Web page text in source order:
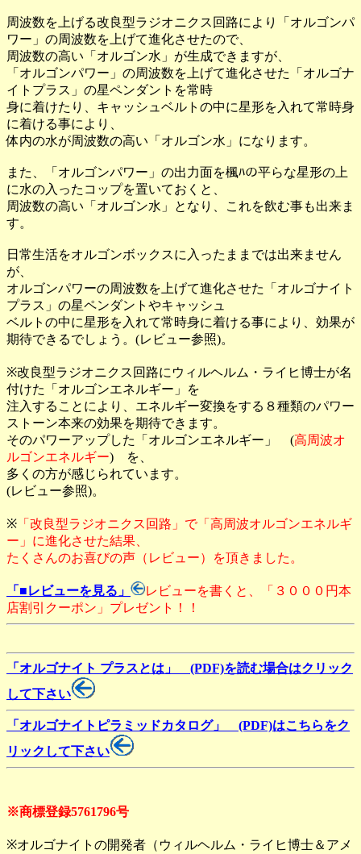
周波数を上げる改良型ラジオニクス回路により「オルゴンパ
ワー」の周波数を上げて進化させたので、
周波数の高い「オルゴン水」が生成できますが、
「オルゴンパワー」の周波数を上げて進化させた「オルゴナ
イトプラス」の星ペンダントを常時
身に着けたり、キャッシュベルトの中に星形を入れて常時身
に着ける事により、
体内の水が周波数の高い「オルゴン水」になります。
また、「オルゴンパワー」の出力面を楓ﾊの平らな星形の上
に水の入ったコップを置いておくと、
周波数の高い「オルゴン水」となり、これを飲む事も出来ま
す。
日常生活をオルゴンボックスに入ったままでは出来ません
が、
オルゴンパワーの周波数を上げて進化させた「オルゴナイト
プラス」の星ペンダントやキャッシュ
ベルトの中に星形を入れて常時身に着ける事により、効果が
期待できるでしょう。(レビュー参照)。
※改良型ラジオニクス回路にウィルヘルム・ライヒ博士が名
付けた「オルゴンエネルギー」を
注入することにより、エネルギー変換をする８種類のパワー
ストーン本来の効果を期待できます。
そのパワーアップした「オルゴンエネルギー」 (高周波オ
ルゴンエネルギー) を、
多くの方が感じられています。
(レビュー参照)。
※ 「改良型ラジオニクス回路」で「高周波オルゴンエネルギ
ー」に進化させた結果、
たくさんのお喜びの声（レビュー）を頂きました。
「■レビューを見る」
レビューを書くと、「３０００円本
店割引クーポン」プレゼント！！
「オルゴナイト プラスとは」 (PDF)を読む場合はクリック
して下さい
「オルゴナイトピラミッドカタログ」 (PDF)はこちらをク
リックして下さい
※商標登録5761796号
※オルゴナイトの開発者（ウィルヘルム・ライヒ博士＆アメ